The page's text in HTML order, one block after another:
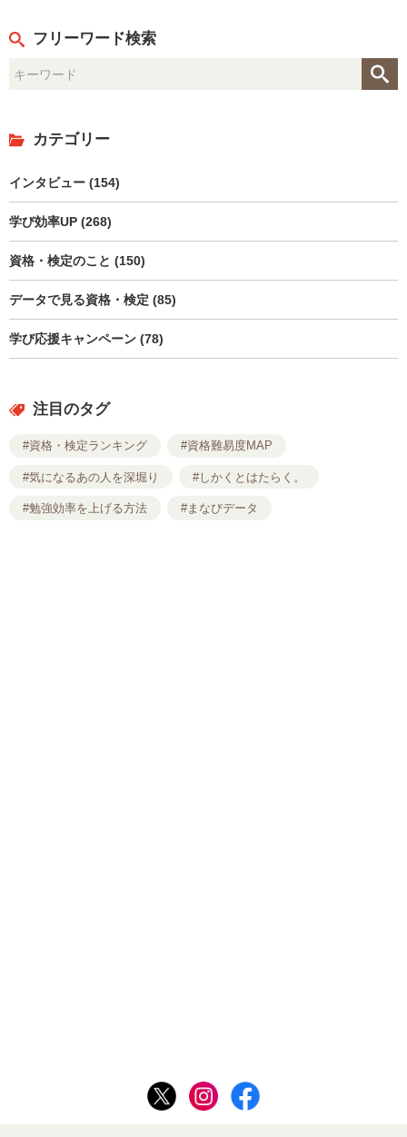
フリーワード検索
カテゴリー
インタビュー (154)
学び効率UP (268)
資格・検定のこと (150)
データで見る資格・検定 (85)
学び応援キャンペーン (78)
注目のタグ
#資格・検定ランキング #資格難易度MAP
#気になるあの人を深堀り #しかくとはたらく。
#勉強効率を上げる方法 #まなびデータ